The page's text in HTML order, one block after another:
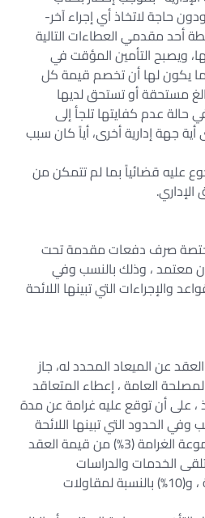
حاجة لاتخاذ أي إجراء آخر-
أحد مقدمي العطاءات التالية
ويصبح التأمين المؤقت في
يكون لها أن تخصم قيمة كل
مستحقة أو تستحق لديها
حالة عدم كفايتها تلجأ إلى
جهة إدارية أخرى، أياً كان سبب
عليه قضائياً بما لم تتمكن من
صرف دفعات مقدمة تحت
معتمد ، وذلك بالنسب وفي
والإجراءات التي تبينها اللائحة
عن الميعاد المحدد له، جاز
العامة ، إعطاء المتعاقد
، على أن توقع عليه غرامة عن مدة
وفي الحدود التي تبينها اللائحة
التنفيذية بحيث لا يجاوز مجموعة الغرامة (3%) من قيمة العقد
الخدمات والدراسات
الاستشارية والأعمال الفنية ، و(10%) بالنسبة لمقاولات